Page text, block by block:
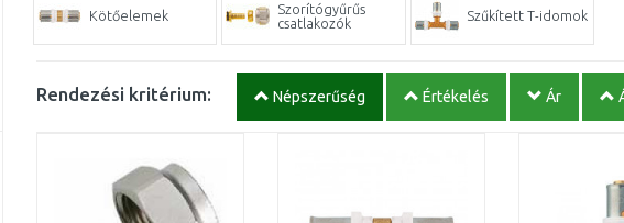
Kötőelemek
Szorítógyűrűs
csatlakozók
Szűkített T-idomok
Rendezési kritérium: Népszerűség Értékelés Ár